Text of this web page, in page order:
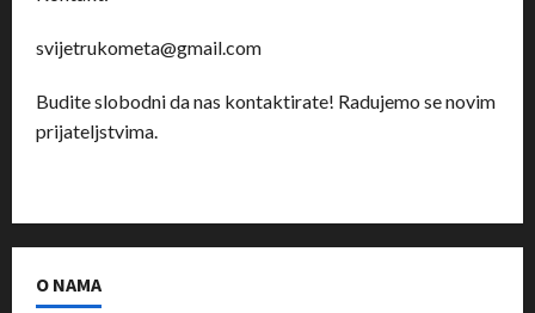
svijetrukometa@gmail.com
Budite slobodni da nas kontaktirate! Radujemo se novim
prijateljstvima.
O NAMA